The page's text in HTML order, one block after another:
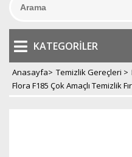
KATEGORILER
Anasayfa> Temizlik Gereçleri >
Flora F185 Çok Amaçlı Temizlik